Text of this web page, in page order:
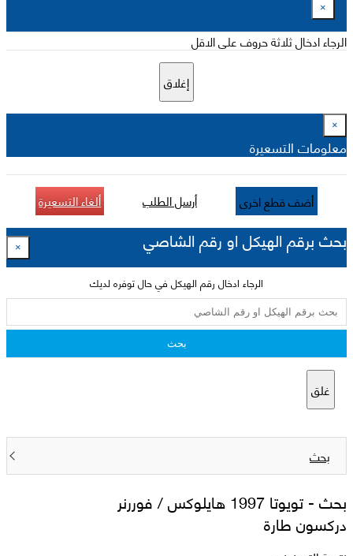
×
الرجاء ادخال ثلاثة حروف على الاقل
إغلاق
×
معلومات التسعيرة
أضف قطع اخرى أرسل الطلب ألغاء التسعيرة
بحث برقم الهيكل او رقم الشاصي ×
الرجاء ادخال رقم الهيكل في حال توفره لديك
بحث
غلق
بحث
بحث - تويوتا 1997 هايلوکس / فوررنر
دركسون طارة